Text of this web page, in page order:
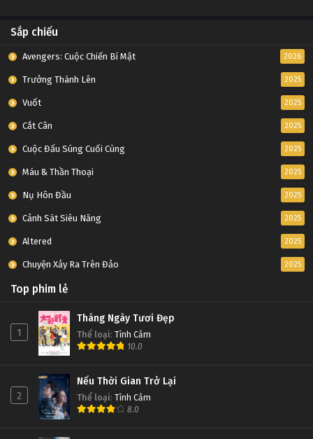
Sắp chiếu
Avengers: Cuộc Chiến Bí Mật 2026
Trưởng Thành Lên 2025
Vuốt 2025
Cắt Cân 2025
Cuộc Đấu Súng Cuối Cùng 2025
Máu & Thần Thoại 2025
Nụ Hôn Đầu 2025
Cảnh Sát Siêu Năng 2025
Altered 2025
Chuyện Xảy Ra Trên Đảo 2025
Top phim lẻ
1
Tháng Ngày Tươi Đẹp
Thể loại: Tình Cảm
10.0
2
Nếu Thời Gian Trở Lại
Thể loại: Tình Cảm
8.0